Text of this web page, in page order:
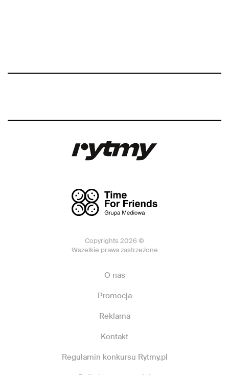
Copyrights 2026 ©
Wszelkie prawa zastrzeżone
O nas
Promocja
Reklama
Kontakt
Regulamin konkursu Rytmy.pl